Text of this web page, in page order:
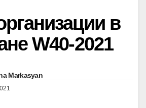
в
W40-2021
Markasyan